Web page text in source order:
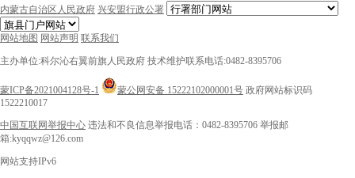
内蒙古自治区人民政府 兴安盟行政公署
网站地图 网站声明 联系我们
主办单位:科尔沁右翼前旗人民政府 技术维护联系电话:0482-8395706
蒙ICP备2021004128号-1 蒙公网安备 15222102000001号 政府网站标识码
1522210017
中国互联网举报中心 违法和不良信息举报电话：0482-8395706 举报邮
箱:kyqqwz@126.com
网站支持IPv6